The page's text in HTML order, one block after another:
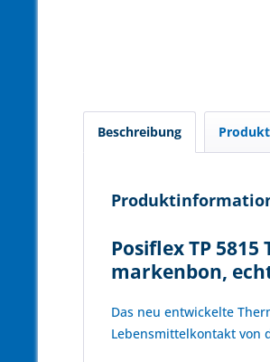
Beschreibung
Posiflex TP
markenbon,
Das neu entwickelte
Lebensmittelkontakt von